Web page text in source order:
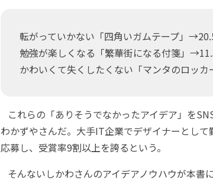
転がっていかない「四角いガムテープ」
勉強が楽しくなる「繁華街になる付箋」
かわいくて失くしたくない「マンタのロッカ
これらの「ありそうでなかったアイデア」を
わかずやさんだ。大手IT企業でデザイナーとし
応募し、受賞率9割以上を誇るという。
そんないしかわさんのアイデアノウハウが本書